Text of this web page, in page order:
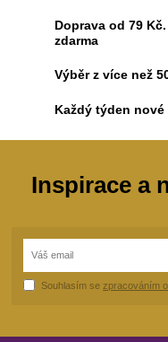
Doprava od 79
zdarma
Výběr z více než
Každý týden
Inspirace a
Souhlasím sezpracováním